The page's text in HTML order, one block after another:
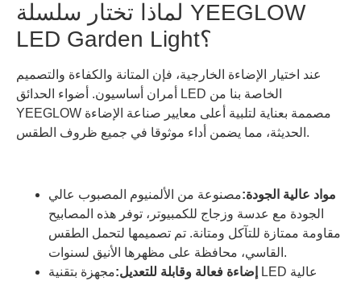
لماذا تختار سلسلة YEEGLOW
LED Garden Light؟
عند اختيار الإضاءة الخارجية، فإن المتانة والكفاءة والتصميم
أمران أساسيون. أضواء الحدائق LED الخاصة بنا من
YEEGLOW مصممة بعناية لتلبية أعلى معايير صناعة الإضاءة
الحديثة، مما يضمن أداء موثوقا في جميع ظروف الطقس.
مواد عالية الجودة:مصنوعة من الألمنيوم المصبوب عالي
الجودة مع عدسة وزجاج للكمبيوتر، توفر هذه المصابيح
مقاومة ممتازة للتآكل ومتانة. تم تصميمها لتحمل الطقس
القاسي، محافظة على مظهرها الأنيق لسنوات.
إضاءة فعالة وقابلة للتعديل:مجهزة بتقنية LED عالية